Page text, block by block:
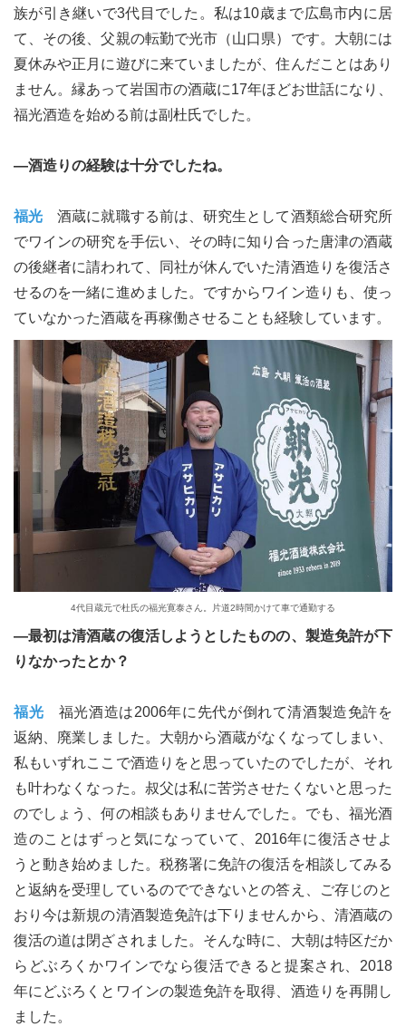
族が引き継いで3代目でした。私は10歳まで広島市内に居
て、その後、父親の転勤で光市（山口県）です。大朝には
夏休みや正月に遊びに来ていましたが、住んだことはあり
ません。縁あって岩国市の酒蔵に17年ほどお世話になり、
福光酒造を始める前は副杜氏でした。
―酒造りの経験は十分でしたね。
福光 酒蔵に就職する前は、研究生として酒類総合研究所
でワインの研究を手伝い、その時に知り合った唐津の酒蔵
の後継者に請われて、同社が休んでいた清酒造りを復活さ
せるのを一緒に進めました。ですからワイン造りも、使っ
ていなかった酒蔵を再稼働させることも経験しています。
4代目蔵元で杜氏の福光寛泰さん。片道2時間かけて車で通勤する
―最初は清酒蔵の復活しようとしたものの、製造免許が下
りなかったとか？
福光 福光酒造は2006年に先代が倒れて清酒製造免許を
返納、廃業しました。大朝から酒蔵がなくなってしまい、
私もいずれここで酒造りをと思っていたのでしたが、それ
も叶わなくなった。叔父は私に苦労させたくないと思った
のでしょう、何の相談もありませんでした。でも、福光酒
造のことはずっと気になっていて、2016年に復活させよ
うと動き始めました。税務署に免許の復活を相談してみる
と返納を受理しているのでできないとの答え、ご存じのと
おり今は新規の清酒製造免許は下りませんから、清酒蔵の
復活の道は閉ざされました。そんな時に、大朝は特区だか
らどぶろくかワインでなら復活できると提案され、2018
年にどぶろくとワインの製造免許を取得、酒造りを再開し
ました。